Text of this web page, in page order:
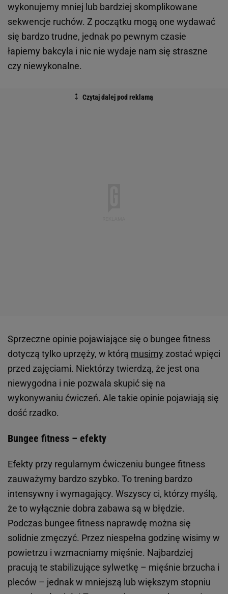
wykonujemy mniej lub bardziej skomplikowane
sekwencje ruchów. Z początku mogą one wydawać
się bardzo trudne, jednak po pewnym czasie
łapiemy bakcyla i nic nie wydaje nam się straszne
czy niewykonalne.
Sprzeczne opinie pojawiające się o bungee fitness
dotyczą tylko uprzęży, w którą musimy zostać wpięci
przed zajęciami. Niektórzy twierdzą, że jest ona
niewygodna i nie pozwala skupić się na
wykonywaniu ćwiczeń. Ale takie opinie pojawiają się
dość rzadko.
Bungee fitness – efekty
Efekty przy regularnym ćwiczeniu bungee fitness
zauważymy bardzo szybko. To trening bardzo
intensywny i wymagający. Wszyscy ci, którzy myślą,
że to wyłącznie dobra zabawa są w błędzie.
Podczas bungee fitness naprawdę można się
solidnie zmęczyć. Przez niespełna godzinę wisimy w
powietrzu i wzmacniamy mięśnie. Najbardziej
pracują te stabilizujące sylwetkę – mięśnie brzucha i
pleców – jednak w mniejszą lub większym stopniu